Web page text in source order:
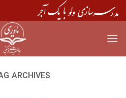
Skip
to
ARCHIVES: